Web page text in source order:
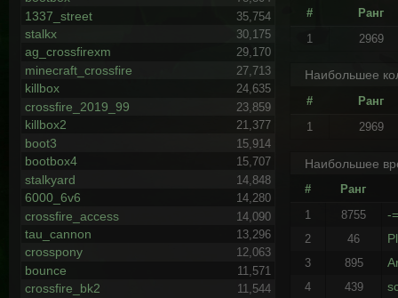
1337_street 35,754
stalkx 30,175
ag_crossfirexm 29,170
minecraft_crossfire 27,713
killbox 24,635
crossfire_2019_99 23,859
killbox2 21,377
boot3 15,914
bootbox4 15,707
stalkyard 14,848
6000_6v6 14,280
crossfire_access 14,090
tau_cannon 13,296
crosspony 12,063
bounce 11,571
crossfire_bk2 11,544
#
Ранг
1
2969
Наибольшее
#
Ранг
1
2969
Наибольшее
#
Ранг
1
8755 -
2 46
3 895
4 439